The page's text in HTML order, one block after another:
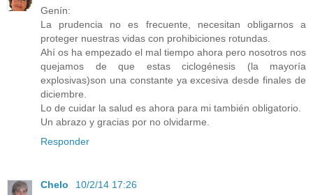
Genín:
La prudencia no es frecuente, necesitan obligarnos a
proteger nuestras vidas con prohibiciones rotundas.
Ahí os ha empezado el mal tiempo ahora pero nosotros nos
quejamos de que estas ciclogénesis (la mayoría
explosivas)son una constante ya excesiva desde finales de
diciembre.
Lo de cuidar la salud es ahora para mi también obligatorio.
Un abrazo y gracias por no olvidarme.
Responder
Chelo
10/2/14 17:26